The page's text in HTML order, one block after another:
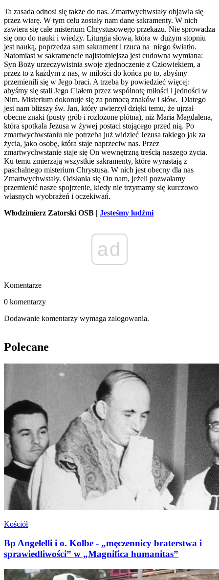
Ta zasada odnosi się także do nas. Zmartwychwstały objawia się
przez wiarę. W tym celu zostały nam dane sakramenty. W nich
zawiera się całe misterium Chrystusowego przekazu. Nie sprowadza
się ono do nauki i wiedzy. Liturgia słowa, która w dużym stopniu
jest nauką, poprzedza sam sakrament i rzuca na niego światło.
Natomiast w sakramencie najistotniejsza jest cudowna wymiana:
Syn Boży urzeczywistnia swoje zjednoczenie z Człowiekiem, a
przez to z każdym z nas, w miłości do końca po to, abyśmy
przemienili się w Jego braci. A trzeba by powiedzieć więcej:
abyśmy się stali Jego Ciałem przez wspólnotę miłości i jedności w
Nim. Misterium dokonuje się za pomocą znaków i słów. Dlatego
jest nam bliższy św. Jan, który uwierzył dzięki temu, że ujrzał
obecne znaki (pusty grób i rozłożone płótna), niż Maria Magdalena,
która spotkała Jezusa w żywej postaci stojącego przed nią. Po
zmartwychwstaniu nie potrzeba już widzieć Jezusa takiego jak za
życia, jako osobę, która staje naprzeciw nas. Przez
zmartwychwstanie staje się On wewnętrzną treścią naszego życia.
Ku temu zmierzają wszystkie sakramenty, które wyrastają z
paschalnego misterium Chrystusa. W nich jest obecny dla nas
Zmartwychwstały. Odsłania się On nam, jeżeli pozwalamy
przemienić nasze spojrzenie, kiedy nie trzymamy się kurczowo
własnych wyobrażeń i oczekiwań.
Włodzimierz Zatorski OSB | Jesteśmy ludźmi
ad
Komentarze
0 komentarzy
Dodawanie komentarzy wymaga zalogowania.
Polecane
Kościół
Bp Angelelli i o. Kolbe - „męczennicy braterstwa i
sprawiedliwości” w „Magnifica humanitas”